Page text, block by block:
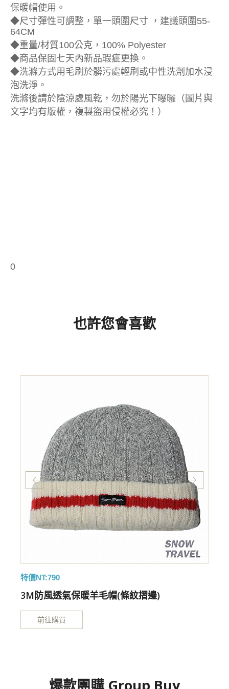
保暖帽使用。
◆尺寸彈性可調整，單一頭圍尺寸 ，建議頭圍55-
64CM
◆重量/材質100公克，100% Polyester
◆商品保固七天內新品瑕疵更換。
◆洗滌方式用毛刷於髒污處輕刷或中性洗劑加水浸
泡洗淨。
洗滌後請於陰涼處風乾，勿於陽光下曝曬（圖片與
文字均有版權，複製盜用侵權必究！）
0
也許您會喜歡
特價NT:790
3M防風透氣保暖羊毛帽(條紋摺邊)
前往購買
爆款團購 Group Buy